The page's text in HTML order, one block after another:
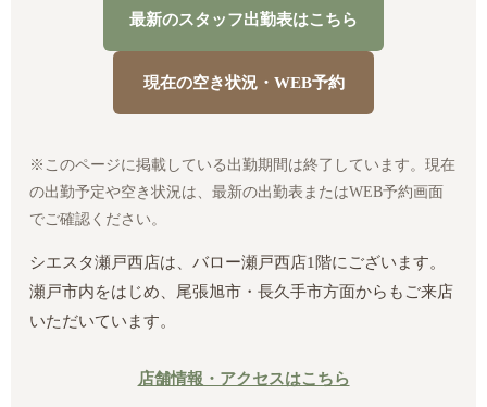
最新のスタッフ出勤表はこちら
現在の空き状況・WEB予約
※このページに掲載している出勤期間は終了しています。現在
の出勤予定や空き状況は、最新の出勤表またはWEB予約画面
でご確認ください。
シエスタ瀬戸西店は、バロー瀬戸西店1階にございます。
瀬戸市内をはじめ、尾張旭市・長久手市方面からもご来店
いただいています。
店舗情報・アクセスはこちら